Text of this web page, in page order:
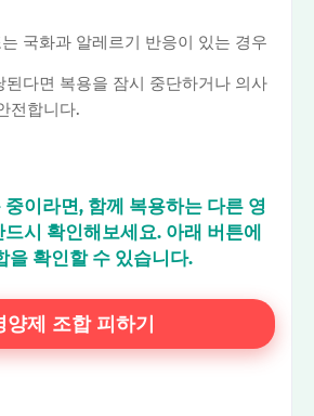
국화과 알레르기 반응이 있는 경우
된다면 복용을 잠시 중단하거나 의사
전합니다.
이라면, 함께 복용하는 다른 영
시 확인해보세요. 아래 버튼에
을 확인할 수 있습니다.
양제 조합 피하기